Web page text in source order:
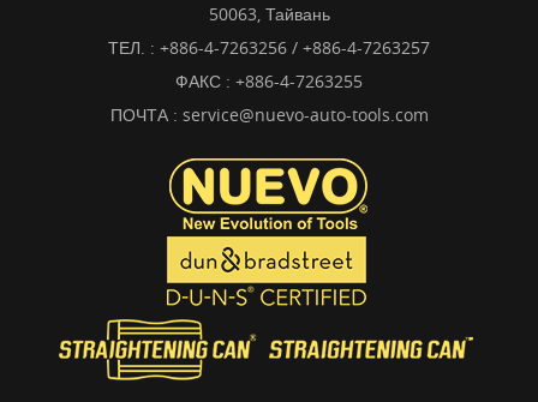
50063, Тайвань
ТЕЛ. : +886-4-7263256 / +886-4-7263257
ФАКС : +886-4-7263255
ПОЧТА : service@nuevo-auto-tools.com